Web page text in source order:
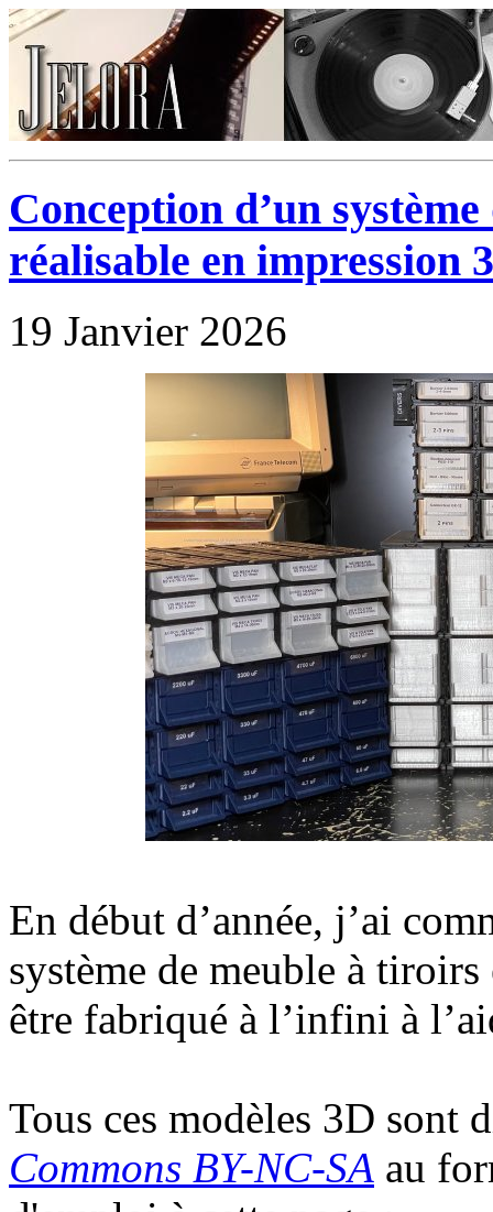
Conception d’un
réalisable en impression
19 Janvier 2026
En début d’année, j’ai
système de meuble à
être fabriqué à l’infini à
Tous ces modèles 3D sont
Commons BY-NC-SA au